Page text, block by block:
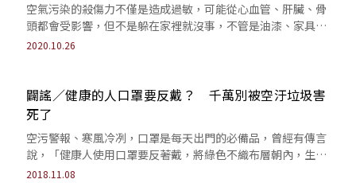
空氣污染的殺傷力不僅是造成過敏，可能從心血管、肝臟、骨
頭都會受影響，但不是躲在家裡就沒事，不管是油漆、家具、
濕氣都是造成室內空污的來源，但主打無...
2020.10.26
闢謠／健康的人口罩要反戴？ 千萬別被空汙垃圾害
死了
空污警報、寒風冷冽，口罩是每天出門的必備品，曾經有傳言
說，「健康人使用口罩要反著戴，將綠色不織布層朝內，生病
的人則恰好相反」但其實根本不是這樣的...
2018.11.08